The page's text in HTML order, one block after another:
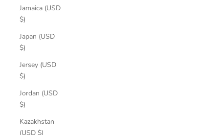
Jamaica (USD
$)
Japan (USD
$)
Jersey (USD
$)
Jordan (USD
$)
Kazakhstan
(USD $)